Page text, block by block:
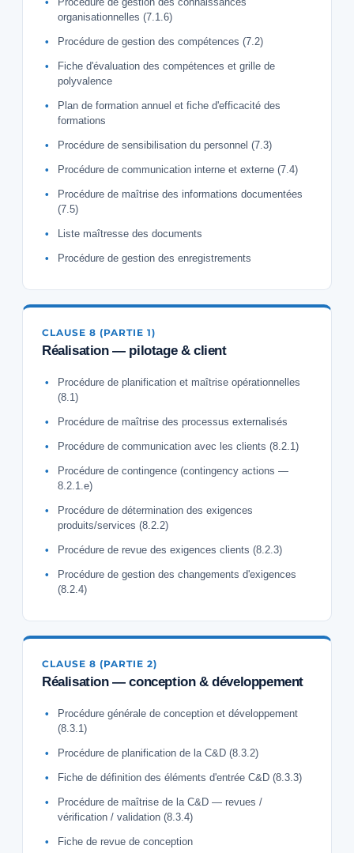
organisationnelles (7.1.6)
Procédure de gestion des compétences (7.2)
Fiche d'évaluation des compétences et grille de
polyvalence
Plan de formation annuel et fiche d'efficacité des
formations
Procédure de sensibilisation du personnel (7.3)
Procédure de communication interne et externe (7.4)
Procédure de maîtrise des informations documentées
(7.5)
Liste maîtresse des documents
Procédure de gestion des enregistrements
CLAUSE 8 (PARTIE 1)
Réalisation — pilotage & client
Procédure de planification et maîtrise opérationnelles
(8.1)
Procédure de maîtrise des processus externalisés
Procédure de communication avec les clients (8.2.1)
Procédure de contingence (contingency actions —
8.2.1.e)
Procédure de détermination des exigences
produits/services (8.2.2)
Procédure de revue des exigences clients (8.2.3)
Procédure de gestion des changements d'exigences
(8.2.4)
CLAUSE 8 (PARTIE 2)
Réalisation — conception & développement
Procédure générale de conception et développement
(8.3.1)
Procédure de planification de la C&D (8.3.2)
Fiche de définition des éléments d'entrée C&D (8.3.3)
Procédure de maîtrise de la C&D — revues /
vérification / validation (8.3.4)
Fiche de revue de conception